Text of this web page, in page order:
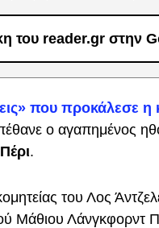
του reader.gr στην
που προκάλεσε η
ο αγαπημένος
.
του Λος
Λάνγκφορντ